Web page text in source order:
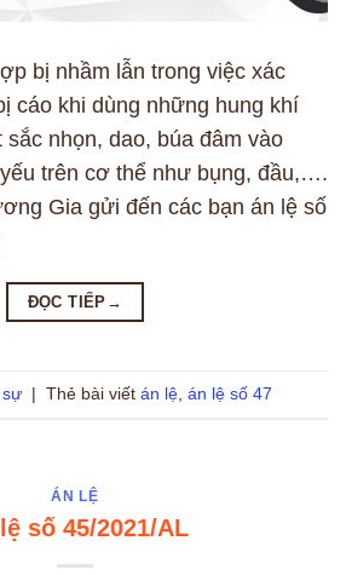
bị nhầm lẫn trong việc xác
cáo khi dùng những hung khí
nhọn, dao, búa đâm vào
trên cơ thể như bụng, đầu,….
Gia gửi đến các bạn án lệ số
ĐỌC TIẾP →
sự | Thẻ bài viết án lệ, án lệ số 47
ÁN LỆ
số 45/2021/AL